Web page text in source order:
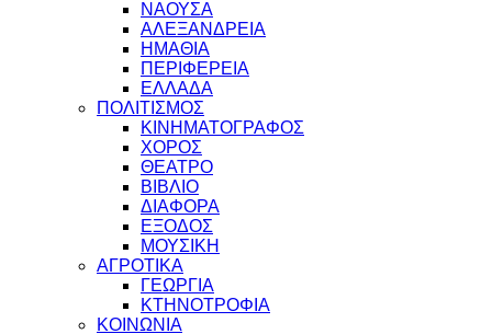
ΝΑΟΥΣΑ
ΑΛΕΞΑΝΔΡΕΙΑ
ΗΜΑΘΙΑ
ΠΕΡΙΦΕΡΕΙΑ
ΕΛΛΑΔΑ
ΠΟΛΙΤΙΣΜΟΣ
ΚΙΝΗΜΑΤΟΓΡΑΦΟΣ
ΧΟΡΟΣ
ΘΕΑΤΡΟ
ΒΙΒΛΙΟ
ΔΙΑΦΟΡΑ
ΕΞΟΔΟΣ
ΜΟΥΣΙΚΗ
ΑΓΡΟΤΙΚΑ
ΓΕΩΡΓΙΑ
ΚΤΗΝΟΤΡΟΦΙΑ
ΚΟΙΝΩΝΙΑ